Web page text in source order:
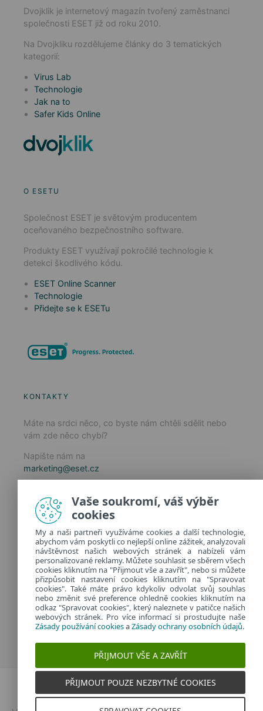
Dvojklik je internetový magazín tvořený zaměstnanci
společnosti ESET již od roku 2010.
Na Dvojkliku rozdělujeme články do 3 tematických
kategorií:
Virus Lab
Technologie
Jak na to
Safer Kids Online
O ESETU
Společnost ESET je světovým producentem
oceňovaného bezpečnostního software.
Produkty ESET využívají pokročilé technologie k
detekci škodlivého kódu.
ESET Online Scanner
Technologie
Přidejte se k ESETu
KONTAKTY
Máte na srdci něco, co byste nám chtěli sdělit nebo
vám zde něco chybí?
Napište nám na
marketing@eset.cz
Zásady ochrany osobních údajů
Spravovat cookies
Provozuje:
ESET software spol. s r.o.
Classic 7 Business Park, Jankovcova 1037/49
170 00 Praha 7, Česká republika
IČ: 26467593
Dvojklik.cz
Vaše soukromí, váš výběr
cookies
My a naši partneři využíváme cookies a další technologie,
abychom vám poskytli co nejlepší online zážitek, analyzovali
návštěvnost našich webových stránek a nabízeli vám
personalizované reklamy. Můžete souhlasit se sběrem všech
cookies kliknutím na "Přijmout vše a zavřít", nebo si můžete
přizpůsobit nastavení cookies kliknutím na "Spravovat
cookies". Také máte právo kdykoliv odvolat svůj souhlas
nebo změnit své preference ohledně cookies kliknutím na
odkaz "Spravovat cookies", který naleznete v patičce našich
webových stránek. Pro více informací si prostudujte naše
Zásady používání cookiesaZásady ochrany osobních údajů.
PŘIJMOUT VŠE A ZAVŘÍT
PŘIJMOUT POUZE NEZBYTNÉ COOKIES